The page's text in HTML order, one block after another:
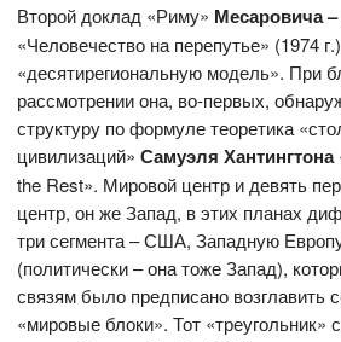
Второй доклад «Риму» Месаровича
«Человечество на перепутье» (1974
«десятирегиональную модель». При
рассмотрении она, во-первых,
структуру по формуле теоретика
цивилизаций»Самуэля Хантингтона
the Rest». Мировой центр и девять
центр, он же Запад, в этих планах
три сегмента – США, Западную
(политически – она тоже Запад),
связям было предписано возглавить
«мировые блоки». Тот «треугольник»